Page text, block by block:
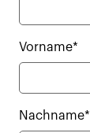
Vorname*
Nachname*